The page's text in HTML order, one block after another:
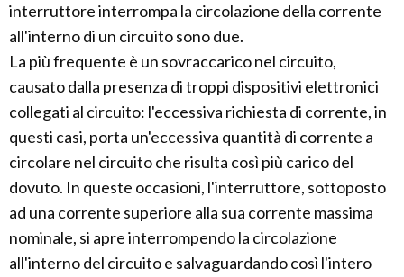
interruttore interrompa la circolazione della corrente
all'interno di un circuito sono due.
La più frequente è un sovraccarico nel circuito,
causato dalla presenza di troppi dispositivi elettronici
collegati al circuito: l'eccessiva richiesta di corrente, in
questi casi, porta un'eccessiva quantità di corrente a
circolare nel circuito che risulta così più carico del
dovuto. In queste occasioni, l'interruttore, sottoposto
ad una corrente superiore alla sua corrente massima
nominale, si apre interrompendo la circolazione
all'interno del circuito e salvaguardando così l'intero